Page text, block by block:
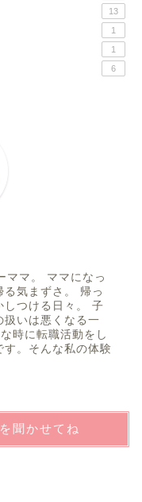
13
1
1
6
ママ。 ママになっ
気まずさ。 帰っ
しつける日々。 子
扱いは悪くなる一
時に転職活動をし
。そんな私の体験
聞かせてね